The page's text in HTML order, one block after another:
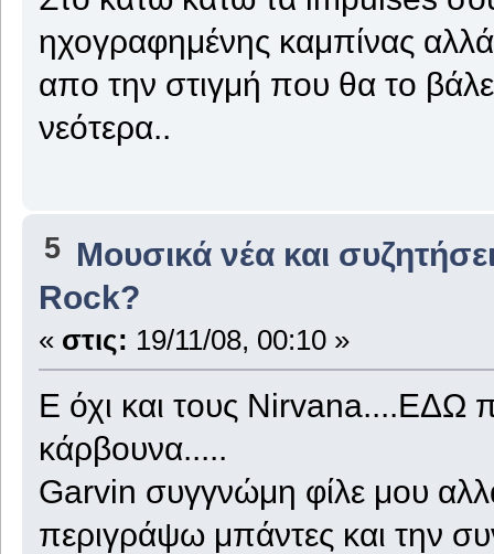
ηχογραφημένης καμπίνας
απο την στιγμή που θα το
νεότερα..
5 Μουσικά νέα και
Rock?
« στις: 19/11/08, 00:10 »
Ε όχι και τους Nirvana....ΕΔΩ
κάρβουνα.....
Garvin συγγνώμη φίλε μου
περιγράψω μπάντες και την